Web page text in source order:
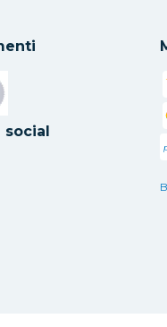
scheda
in una nuova scheda
social